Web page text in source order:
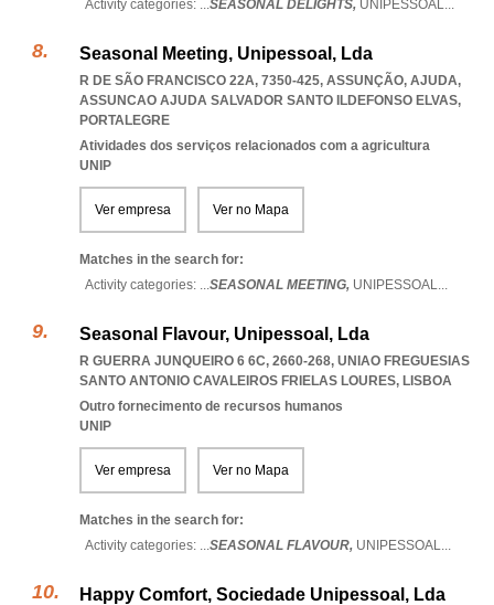
Activity categories: ...SEASONAL DELIGHTS, UNIPESSOAL...
Seasonal Meeting, Unipessoal, Lda
R DE SÃO FRANCISCO 22A, 7350-425, ASSUNÇÃO, AJUDA,
ASSUNCAO AJUDA SALVADOR SANTO ILDEFONSO ELVAS,
PORTALEGRE
Atividades dos serviços relacionados com a agricultura
UNIP
Ver empresa Ver no Mapa
Matches in the search for:
Activity categories: ...SEASONAL MEETING, UNIPESSOAL...
Seasonal Flavour, Unipessoal, Lda
R GUERRA JUNQUEIRO 6 6C, 2660-268, UNIAO FREGUESIAS
SANTO ANTONIO CAVALEIROS FRIELAS LOURES, LISBOA
Outro fornecimento de recursos humanos
UNIP
Ver empresa Ver no Mapa
Matches in the search for:
Activity categories: ...SEASONAL FLAVOUR, UNIPESSOAL...
Happy Comfort, Sociedade Unipessoal, Lda